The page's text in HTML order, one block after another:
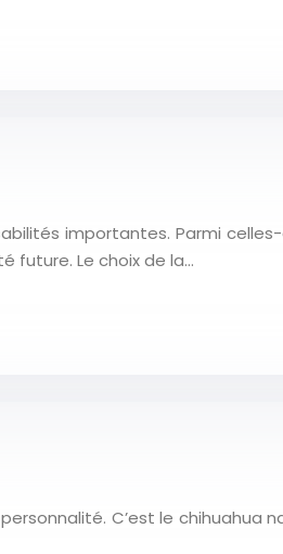
importantes. Parmi
future. Le choix de la…
C’est le chihuahua